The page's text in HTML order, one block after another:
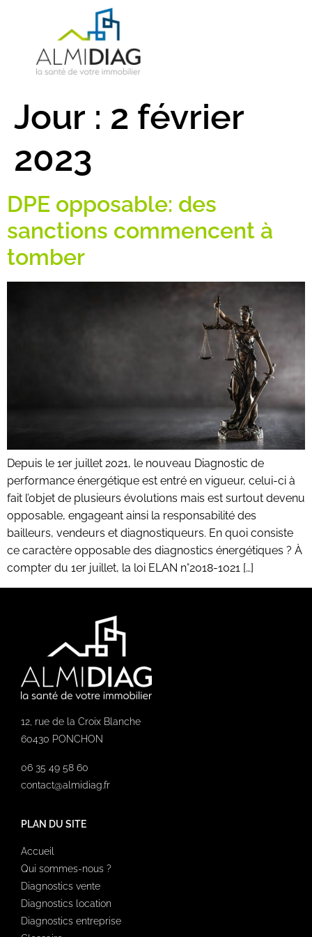
Jour : 2 février
2023
DPE opposable: des
sanctions commencent à
tomber
Depuis le 1er juillet 2021, le nouveau Diagnostic de
performance énergétique est entré en vigueur, celui-ci à
fait l’objet de plusieurs évolutions mais est surtout devenu
opposable, engageant ainsi la responsabilité des
bailleurs, vendeurs et diagnostiqueurs. En quoi consiste
ce caractère opposable des diagnostics énergétiques ? À
compter du 1er juillet, la loi ELAN n°2018-1021 […]
12, rue de la Croix Blanche
60430 PONCHON
06 35 49 58 60
contact@almidiag.fr
PLAN DU SITE
Accueil
Qui sommes-nous ?
Diagnostics vente
Diagnostics location
Diagnostics entreprise